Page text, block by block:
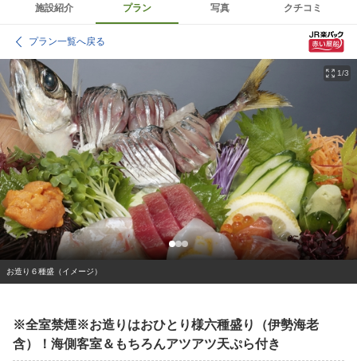
施設紹介 プラン 写真 クチコミ
プラン一覧へ戻る
1/3
お造り６種盛（イメージ）
※全室禁煙※お造りはおひとり様六種盛り（伊勢海老
含）！海側客室＆もちろんアツアツ天ぷら付き